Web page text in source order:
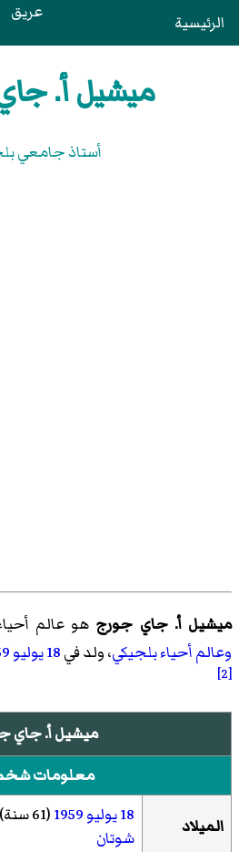
الرئيسية عريق
ميشيل أ.
أستاذ جامعي
ميشيل أ. جاي جورج هو عالم
وعالم أحياءبلجيكي، ولد في18 يوليو
[2]
ميشيل أ. جاي
معلومات
الميلاد 18 يوليو 1959(61 سنة)
شوتان